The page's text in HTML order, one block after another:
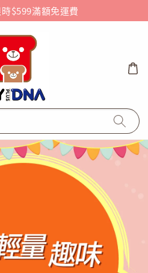
$599滿額免運費